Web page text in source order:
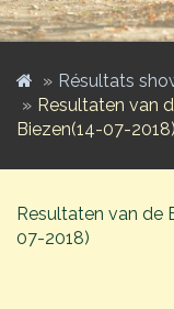
Résultats
Resultaten van
Biezen(14-07-2018)
Resultaten van de
07-2018)